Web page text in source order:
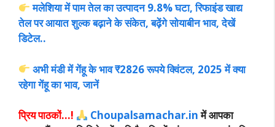
मलेशिया में पाम तेल का उत्पादन 9.8% घटा, रिफाइंड खाद्य
तेल पर आयात शुल्क बढ़ाने के संकेत, बढ़ेंगे सोयाबीन भाव, देखें
डिटेल..
अभी मंडी में गेंहू के भाव ₹2826 रूपये क्विंटल, 2025 में क्या
रहेगा गेंहू का भाव, जानें
प्रिय पाठकों…! Choupalsamachar.inमें आपका